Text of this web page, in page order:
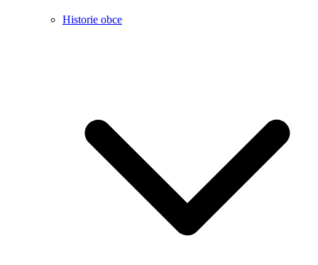
Historie obce